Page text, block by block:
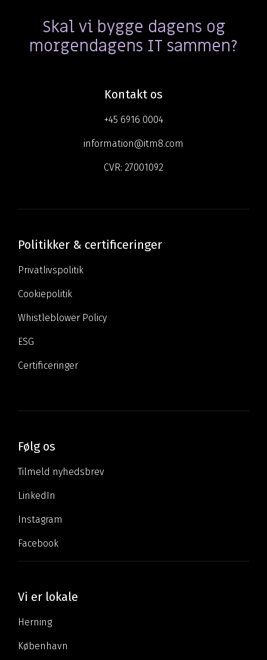
Skal vi bygge dagens og
morgendagens IT sammen?
Kontakt os
+45 6916 0004
information@itm8.com
CVR: 27001092
Politikker & certificeringer
Privatlivspolitik
Cookiepolitik
Whistleblower Policy
ESG
Certificeringer
Følg os
Tilmeld nyhedsbrev
LinkedIn
Instagram
Facebook
Vi er lokale
Herning
København